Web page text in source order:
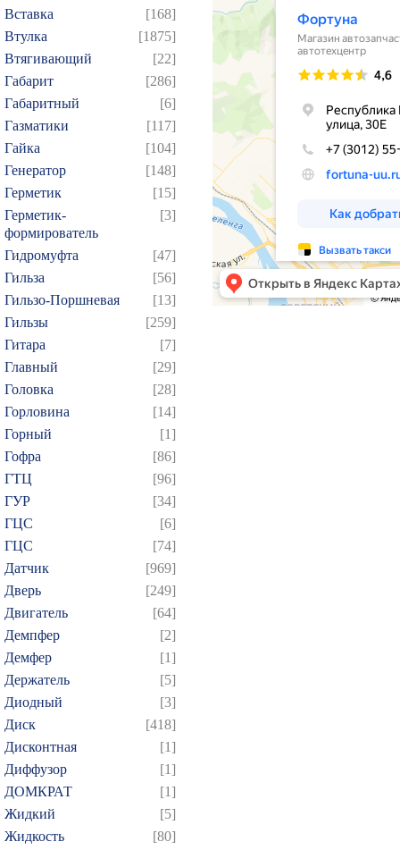
Вставка
[168]
Втулка
[1875]
Втягивающий
[22]
Габарит
[286]
Габаритный
[6]
Газматики
[117]
Гайка
[104]
Генератор
[148]
Герметик
[15]
Герметик-
формирователь
[3]
Гидромуфта
[47]
Гильза
[56]
Гильзо-Поршневая
[13]
Гильзы
[259]
Гитара
[7]
Главный
[29]
Головка
[28]
Горловина
[14]
Горный
[1]
Гофра
[86]
ГТЦ
[96]
ГУР
[34]
ГЦC
[6]
ГЦС
[74]
Датчик
[969]
Дверь
[249]
Двигатель
[64]
Демпфер
[2]
Демфер
[1]
Держатель
[5]
Диодный
[3]
Диск
[418]
Дисконтная
[1]
Диффузор
[1]
ДОМКРАТ
[1]
Жидкий
[5]
Жидкость
[80]